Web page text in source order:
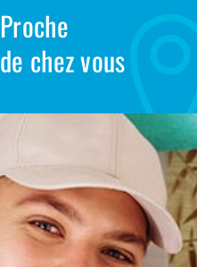
Proche
de chez vous